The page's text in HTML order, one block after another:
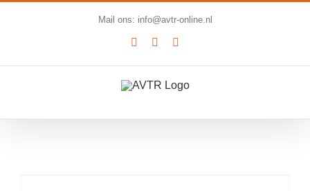
Mail ons: info@avtr-online.nl
YouTubeLinkedIn